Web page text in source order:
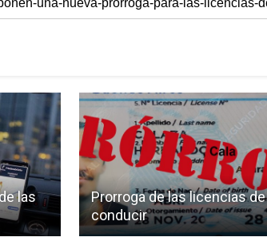
las
Prorroga de las licencias de
conducir